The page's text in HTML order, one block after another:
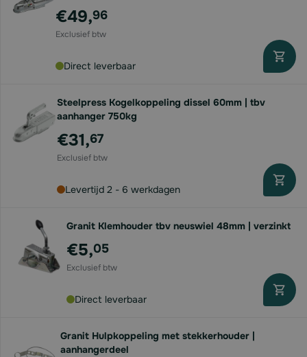
€49,96
Direct leverbaar
Steelpress Kogelkoppeling dissel 60mm | tbv
aanhanger 750kg
€31,67
Levertijd 2 - 6 werkdagen
Granit Klemhouder tbv neuswiel 48mm | verzinkt
€5,05
Direct leverbaar
Granit Hulpkoppeling met stekkerhouder |
aanhangerdeel